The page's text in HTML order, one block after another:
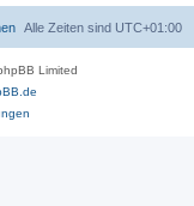
Alle Zeiten sind UTC+01:00
Limited